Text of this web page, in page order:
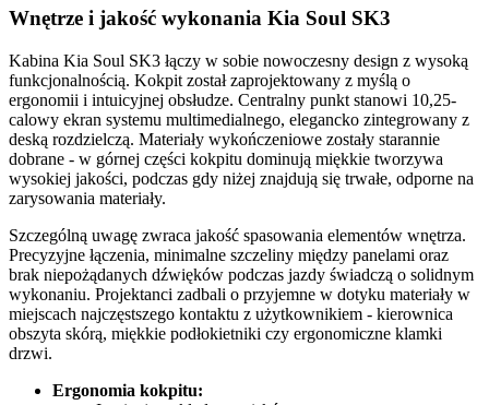
Wnętrze i jakość wykonania Kia Soul SK3
Kabina Kia Soul SK3 łączy w sobie nowoczesny design z wysoką
funkcjonalnością. Kokpit został zaprojektowany z myślą o
ergonomii i intuicyjnej obsłudze. Centralny punkt stanowi 10,25-
calowy ekran systemu multimedialnego, elegancko zintegrowany z
deską rozdzielczą. Materiały wykończeniowe zostały starannie
dobrane - w górnej części kokpitu dominują miękkie tworzywa
wysokiej jakości, podczas gdy niżej znajdują się trwałe, odporne na
zarysowania materiały.
Szczególną uwagę zwraca jakość spasowania elementów wnętrza.
Precyzyjne łączenia, minimalne szczeliny między panelami oraz
brak niepożądanych dźwięków podczas jazdy świadczą o solidnym
wykonaniu. Projektanci zadbali o przyjemne w dotyku materiały w
miejscach najczęstszego kontaktu z użytkownikiem - kierownica
obszyta skórą, miękkie podłokietniki czy ergonomiczne klamki
drzwi.
Ergonomia kokpitu: